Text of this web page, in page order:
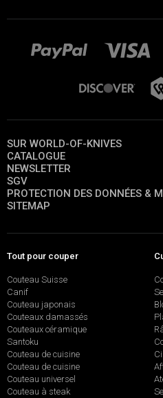
SUR WORLD-OF-KNIVES
CATALOGUE
NEWSLETTER
SGV
PROTECTION DES DONNÉES &
SITEMAP
Tout pour couper
Couteau Suisse
Canif
Couteau japonais
Couteaux damassés
Couteaux céramique
Santoku
Couteau de cuisine
Couteau de cuisine
Couteau universel
Couteau à steak